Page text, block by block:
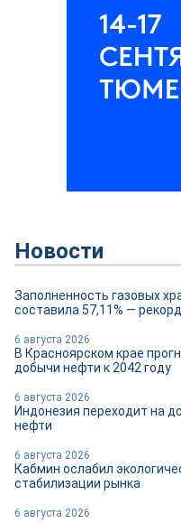
Новости
Заполненность газовых
составила 57,11% —
6 августа 2026
В Красноярском крае
добычи нефти к 2042 году
6 августа 2026
Индонезия переходит на
нефти
6 августа 2026
Кабмин ослабил
стабилизации рынка
6 августа 2026